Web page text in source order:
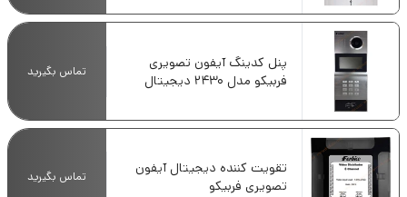
پنل کدینگ آیفون تصویری
فربیکو مدل 2430 دیجیتال
تماس بگیرید
تقویت کننده دیجیتال آیفون
تصویری فربیکو
تماس بگیرید